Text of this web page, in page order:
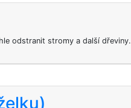
odstranit stromy a další dřeviny.